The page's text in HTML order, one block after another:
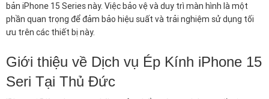
bản iPhone 15 Series này. Việc bảo vệ và duy trì màn hình là một
phần quan trọng để đảm bảo hiệu suất và trải nghiệm sử dụng tối
ưu trên các thiết bị này.
Giới thiệu về Dịch vụ Ép Kính iPhone 15
Seri Tại Thủ Đức